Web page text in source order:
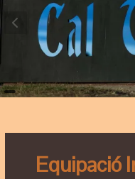
Equipació